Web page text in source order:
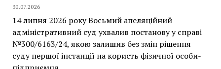
30.07.2026
14 липня 2026 року Восьмий апеляційний
адміністративний суд ухвалив постанову у справі
№300/6163/24, якою залишив без змін рішення
суду першої інстанції на користь фізичної особи-